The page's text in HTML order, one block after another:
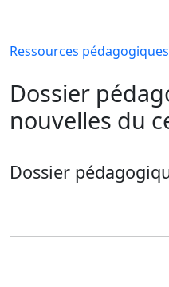
Ressources pédagogiques
Dossier
nouvelles du
Dossier